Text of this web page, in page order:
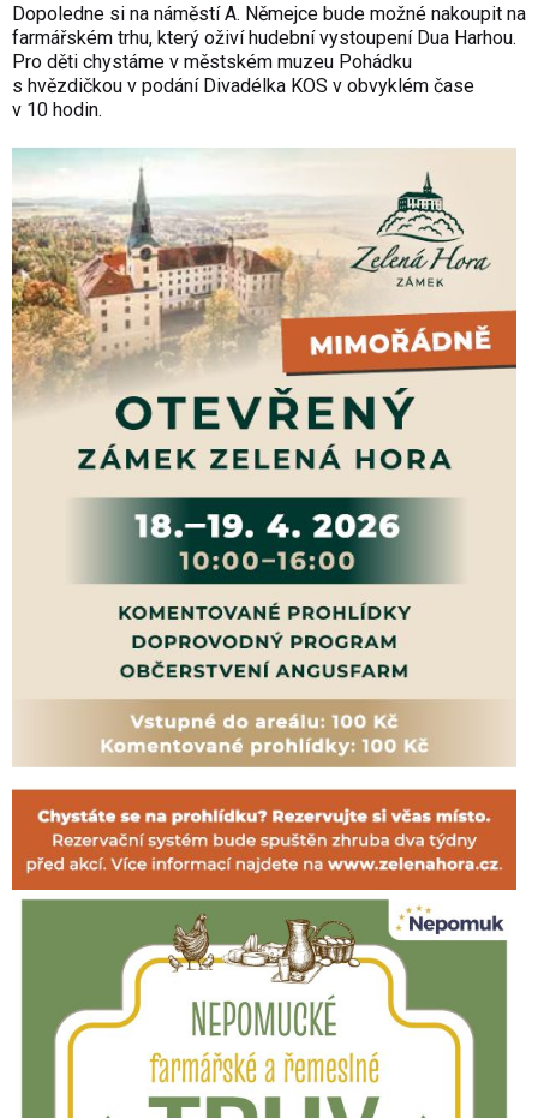
Dopoledne si na náměstí A. Němejce bude možné nakoupit na
farmářském trhu, který oživí hudební vystoupení Dua Harhou.
Pro děti chystáme v městském muzeu Pohádku
s hvězdičkou v podání Divadélka KOS v obvyklém čase
v 10 hodin.